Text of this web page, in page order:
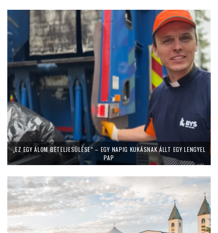
„EZ EGY ÁLOM BETELJESÜLÉSE” – EGY NAPIG KUKÁSNAK ÁLLT EGY LENGYEL
PAP